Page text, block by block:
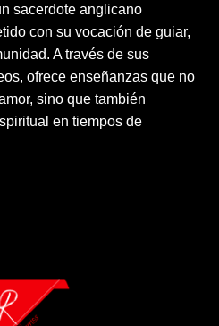
sacerdote anglicano
con su vocación de guiar,
A través de sus
ofrece enseñanzas que no
sino que también
en tiempos de